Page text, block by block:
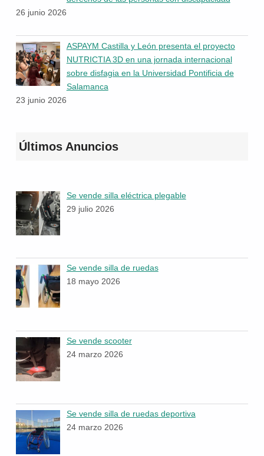
26 junio 2026
ASPAYM Castilla y León presenta el proyecto
NUTRICTIA 3D en una jornada internacional
sobre disfagia en la Universidad Pontificia de
Salamanca
23 junio 2026
Últimos Anuncios
Se vende silla eléctrica plegable
29 julio 2026
Se vende silla de ruedas
18 mayo 2026
Se vende scooter
24 marzo 2026
Se vende silla de ruedas deportiva
24 marzo 2026